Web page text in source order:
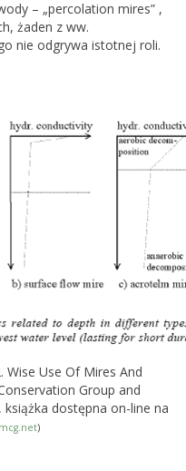
– „percolation mires” ,
żaden z ww.
nie odgrywa istotnej roli.
Wise Use Of Mires And
Group and
dostępna on-line na
)